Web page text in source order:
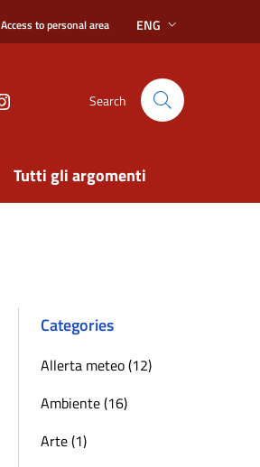
Access to personal area ENG
Search
Tutti gli argomenti
Categories
Allerta meteo (12)
Ambiente (16)
Arte (1)